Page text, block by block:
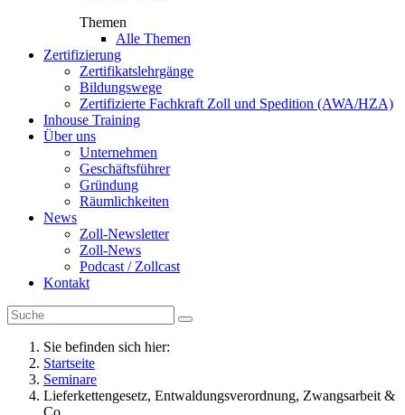
Themen
Alle Themen
Zertifizierung
Zertifikatslehrgänge
Bildungswege
Zertifizierte Fachkraft Zoll und Spedition (AWA/HZA)
Inhouse Training
Über uns
Unternehmen
Geschäftsführer
Gründung
Räumlichkeiten
News
Zoll-Newsletter
Zoll-News
Podcast / Zollcast
Kontakt
Sie befinden sich hier:
Startseite
Seminare
Lieferkettengesetz, Entwaldungsverordnung, Zwangsarbeit &
Co.